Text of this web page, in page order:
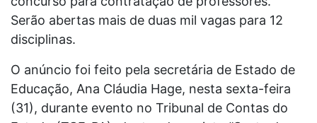
Serão abertas mais de duas mil vagas para 12
disciplinas.
O anúncio foi feito pela secretária de Estado de
Educação, Ana Cláudia Hage, nesta sexta-feira
(31), durante evento no Tribunal de Contas do